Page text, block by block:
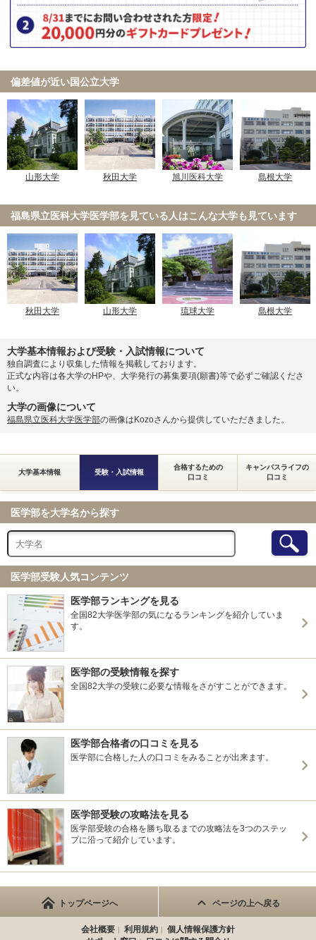
2月17日
帝京大学 大学入学共通テスト利用
金沢医科大学 一般前期
国際医療福祉大学 共通テスト利用
2月19日
杏林大学 共通テスト利用(前期)
大阪医科薬科大学 一般選抜（前期）
大阪医科薬科大学 一般選抜（大阪府地域枠）
2月21日
獨協医科大学 新潟県地域枠
獨協医科大学 前期
獨協医科大学 栃木県地域枠
東邦大学 統一入試
関西医科大学 大学入学共通テスト・一般選抜併用
国際医療福祉大学 共通テスト利用
獨協医科大学 新潟県地域枠
獨協医科大学 前期
東京慈恵会医科大学 一般
東京慈恵会医科大学 一般
旭川医科大学 前期
北海道大学 前期
弘前大学 私費外国人留学生入試
東北大学 前期
秋田大学 私費外国人留学生入試
山形大学 前期
福島県立医科大学 私費外国人留学生選抜
筑波大学 前期（一般）
群馬大学 帰国生選抜
千葉大学 前期
東京科学大学(旧東京医科歯科大学) 前期
東京科学大学(旧東京医科歯科大学) 私費外国人留学生特別
選抜
信州大学 私費外国人留学生入試
富山大学 前期
金沢大学 帰国生徒選抜
福井大学 前期
偏差値が近い国公立大学
山形大学 秋田大学 旭川医科大学 島根大学
福島県立医科大学医学部を見ている人はこんな大学も見ています
秋田大学 山形大学 琉球大学 島根大学
大学基本情報および受験・入試情報について
独自調査により収集した情報を掲載しております。
正式な内容は各大学のHPや、大学発行の募集要項(願書)等で必ずご確認くださ
い。
大学の画像について
福島県立医科大学医学部の画像はKozoさんから提供していただきました。
大学基本情報 受験・入試情報
合格するための
口コミ
キャンパスライフの
口コミ
医学部を大学名から探す
医学部受験人気コンテンツ
医学部ランキングを見る
全国82大学医学部の気になるランキングを紹介していま
す。
医学部の受験情報を探す
全国82大学の受験に必要な情報をさがすことができます。
医学部合格者の口コミを見る
医学部に合格した人の口コミをみることが出来ます。
医学部受験の攻略法を見る
医学部受験の合格を勝ち取るまでの攻略法を3つのステッ
プに沿って紹介しています。
トップページへ ページの上へ戻る
会社概要 利用規約
個人情報保護方針